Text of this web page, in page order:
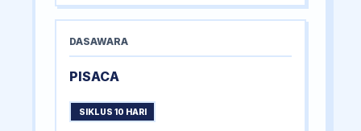
DASAWARA
PISACA
SIKLUS 10 HARI